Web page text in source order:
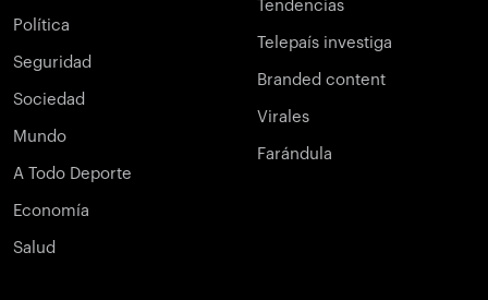
Política
Seguridad
Sociedad
Mundo
A Todo Deporte
Economía
Salud
Tendencias
Telepaís investiga
Branded content
Virales
Farándula